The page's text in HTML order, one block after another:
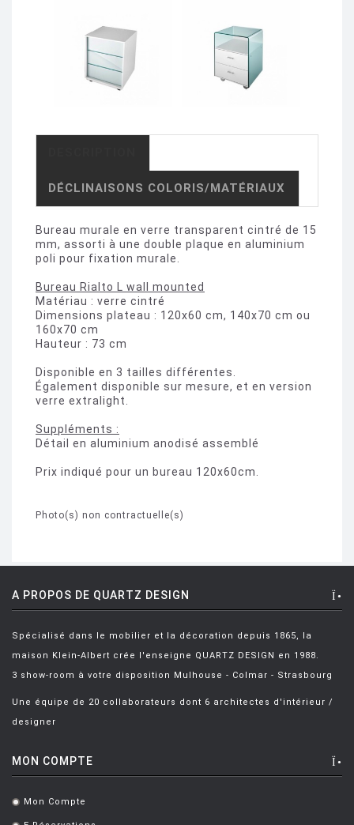
DÉCLINAISONS COLORIS/MATÉRIAUX
Bureau murale en verre transparent cintré de 15
mm, assorti à une double plaque en aluminium
poli pour fixation murale.
Bureau Rialto L wall mounted
Matériau : verre cintré
Dimensions plateau : 120x60 cm, 140x70 cm ou
160x70 cm
Hauteur : 73 cm
Disponible en 3 tailles différentes.
Également disponible sur mesure, et en version
verre extralight.
Suppléments :
Détail en aluminium anodisé assemblé
Prix indiqué pour un bureau 120x60cm.
Photo(s) non contractuelle(s)
A PROPOS DE QUARTZ DESIGN
Spécialisé dans le mobilier et la décoration depuis 1865, la
maison Klein-Albert crée l'enseigne QUARTZ DESIGN en 1988.
3 show-room à votre disposition Mulhouse - Colmar - Strasbourg
Une équipe de 20 collaborateurs dont 6 architectes d'intérieur /
designer
MON COMPTE
. Mon Compte